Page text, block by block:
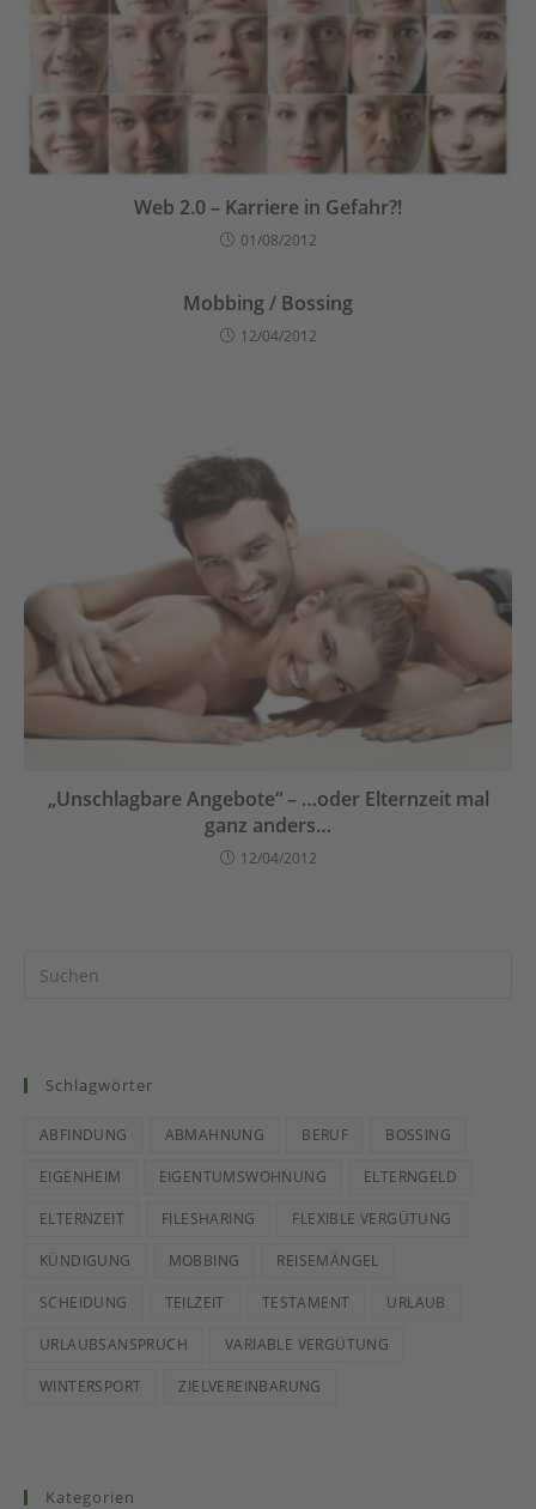
Web 2.0 – Karriere in Gefahr?!
01/08/2012
Mobbing / Bossing
12/04/2012
„Unschlagbare Angebote“ – …oder Elternzeit mal
ganz anders…
12/04/2012
Schlagwörter
ABFINDUNG ABMAHNUNG BERUF BOSSING
EIGENHEIM EIGENTUMSWOHNUNG ELTERNGELD
ELTERNZEIT FILESHARING FLEXIBLE VERGÜTUNG
KÜNDIGUNG MOBBING REISEMÄNGEL
SCHEIDUNG TEILZEIT TESTAMENT URLAUB
URLAUBSANSPRUCH VARIABLE VERGÜTUNG
WINTERSPORT ZIELVEREINBARUNG
Kategorien